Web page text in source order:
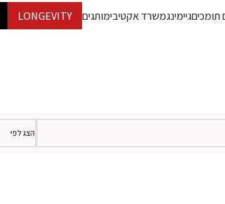
תומכיםגיימינגמשרד אקטיבימותגים LONGEVITY
הצג לפי